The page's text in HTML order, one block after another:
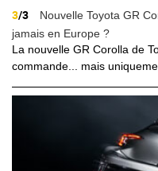
3/3
Nouvelle Toyota GR
jamais en Europe ?
La nouvelle GR Corolla de
commande... mais